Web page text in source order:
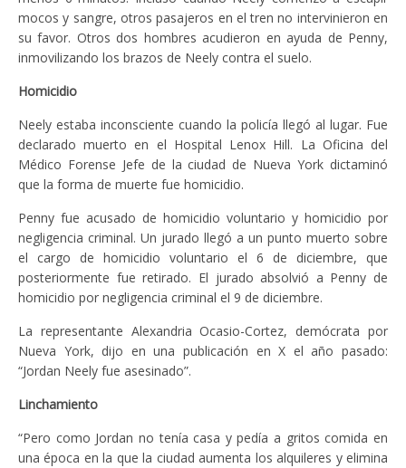
mocos y sangre, otros pasajeros en el tren no intervinieron en
su favor. Otros dos hombres acudieron en ayuda de Penny,
inmovilizando los brazos de Neely contra el suelo.
Homicidio
Neely estaba inconsciente cuando la policía llegó al lugar. Fue
declarado muerto en el Hospital Lenox Hill. La Oficina del
Médico Forense Jefe de la ciudad de Nueva York dictaminó
que la forma de muerte fue homicidio.
Penny fue acusado de homicidio voluntario y homicidio por
negligencia criminal. Un jurado llegó a un punto muerto sobre
el cargo de homicidio voluntario el 6 de diciembre, que
posteriormente fue retirado. El jurado absolvió a Penny de
homicidio por negligencia criminal el 9 de diciembre.
La representante Alexandria Ocasio-Cortez, demócrata por
Nueva York, dijo en una publicación en X el año pasado:
“Jordan Neely fue asesinado”.
Linchamiento
“Pero como Jordan no tenía casa y pedía a gritos comida en
una época en la que la ciudad aumenta los alquileres y elimina